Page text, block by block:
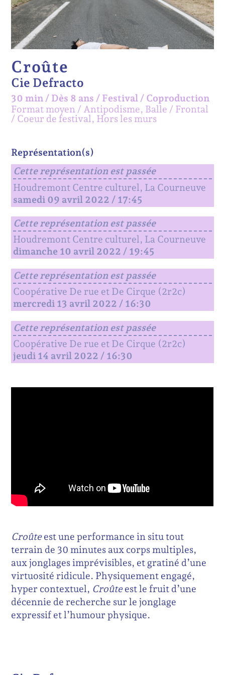
Croûte
Cie Defracto
30 min / Dès 8 ans / Festival / Coproduction
Format moyen
Antipodisme, Balle
Frontal
Coeur de festival, Hors les murs
Représentation(s)
Cette représentation est passée
Houdremont Centre culturel, La Courneuve
samedi 09 avril 2022 / 17:45
Cette représentation est passée
Houdremont Centre culturel, La Courneuve
dimanche 10 avril 2022 / 19:45
Cette représentation est passée
Coopérative De rue et De Cirque (2r2c)
mercredi 13 avril 2022 / 16:30
Cette représentation est passée
Coopérative De rue et De Cirque (2r2c)
jeudi 14 avril 2022 / 16:30
Croûteest une performance in situ tout
terrain de 30 minutes aux corps multiples,
aux jonglages imprévisibles, et gratiné d’une
virtuosité ridicule. Physiquement engagé,
hyper contextuel, Croûteest le fruit d’une
décennie de recherche sur le jonglage
expressif et l’humour physique.